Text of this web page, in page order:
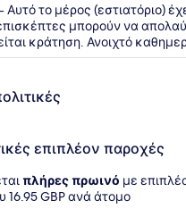
το μέρος (εστιατόριο)
μπορούν να
κράτηση. Ανοιχτό
επιπλέον παροχές
πλήρες πρωινό με
16.95 GBP ανά άτομο